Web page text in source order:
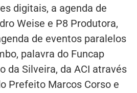
digitais, a agenda de
Weise e P8 Produtora,
de eventos paralelos
palavra do Funcap
da Silveira, da ACI através
Prefeito Marcos Corso e